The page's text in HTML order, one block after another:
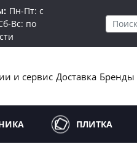
Пн-Пт: с
Вс: по
и сервис Доставка Бренды
ПЛИТКА